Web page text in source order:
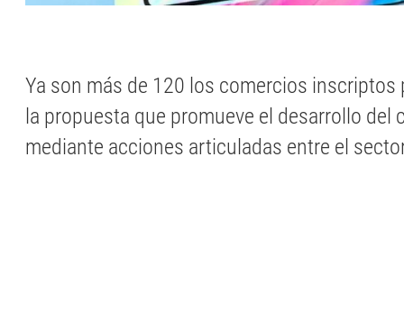
Ya son más de 120 los comercios inscriptos
la propuesta que promueve el desarrollo del
mediante acciones articuladas entre el